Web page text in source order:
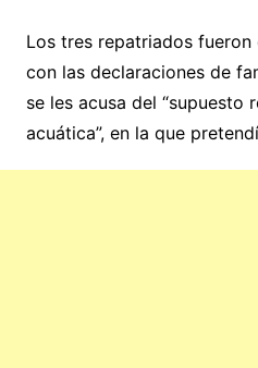
Los tres repatriados
con las declaraciones de
se les acusa del “supuesto
acuática”, en la que